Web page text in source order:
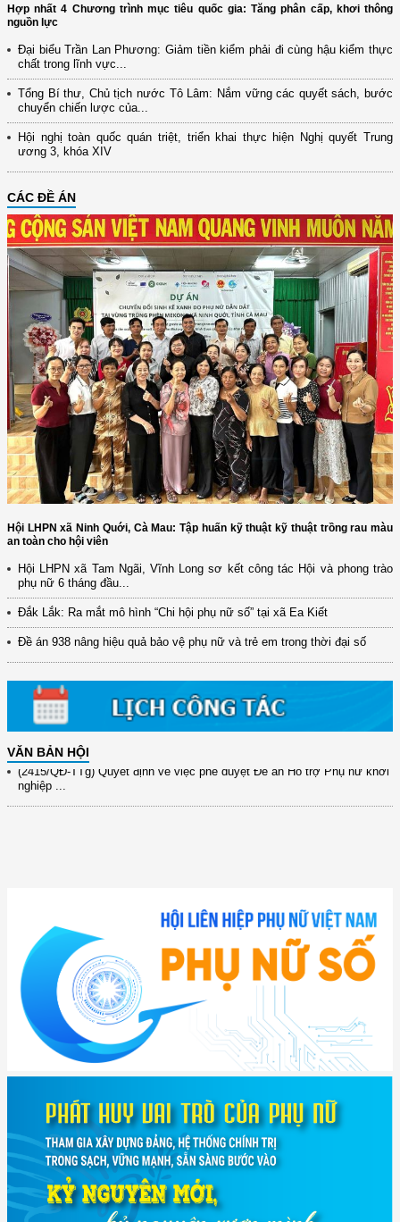
Hợp nhất 4 Chương trình mục tiêu quốc gia: Tăng phân cấp, khơi thông
nguồn lực
Đại biểu Trần Lan Phương: Giảm tiền kiểm phải đi cùng hậu kiểm thực
chất trong lĩnh vực...
Tổng Bí thư, Chủ tịch nước Tô Lâm: Nắm vững các quyết sách, bước
chuyển chiến lược của...
Hội nghị toàn quốc quán triệt, triển khai thực hiện Nghị quyết Trung
ương 3, khóa XIV
CÁC ĐỀ ÁN
Hội LHPN xã Ninh Quới, Cà Mau: Tập huấn kỹ thuật kỹ thuật trồng rau màu
an toàn cho hội viên
Hội LHPN xã Tam Ngãi, Vĩnh Long sơ kết công tác Hội và phong trào
phụ nữ 6 tháng đầu...
Đắk Lắk: Ra mắt mô hình “Chi hội phụ nữ số” tại xã Ea Kiết
Đề án 938 nâng hiệu quả bảo vệ phụ nữ và trẻ em trong thời đại số
VĂN BẢN HỘI
(12/TB-HĐKH) V/v đăng ký, đề xuất nhiệm vụ Khoa học, công nghệ và
đổi mới ...
(898/KH/ĐCT) Kế hoạch thực hiện Quyết định số 2415/QĐ-TTg ngày
31/10/2025 ...
xây dựng ...
(891/KH-ĐCT) Kế hoạch thực hiện Nghị quyết số 72-NQ/TW ngày
9/9/2025 của Bộ ...
(2415/QĐ-TTg) Quyết định về việc phê duyệt Đề án Hỗ trợ Phụ nữ khởi
nghiệp ...